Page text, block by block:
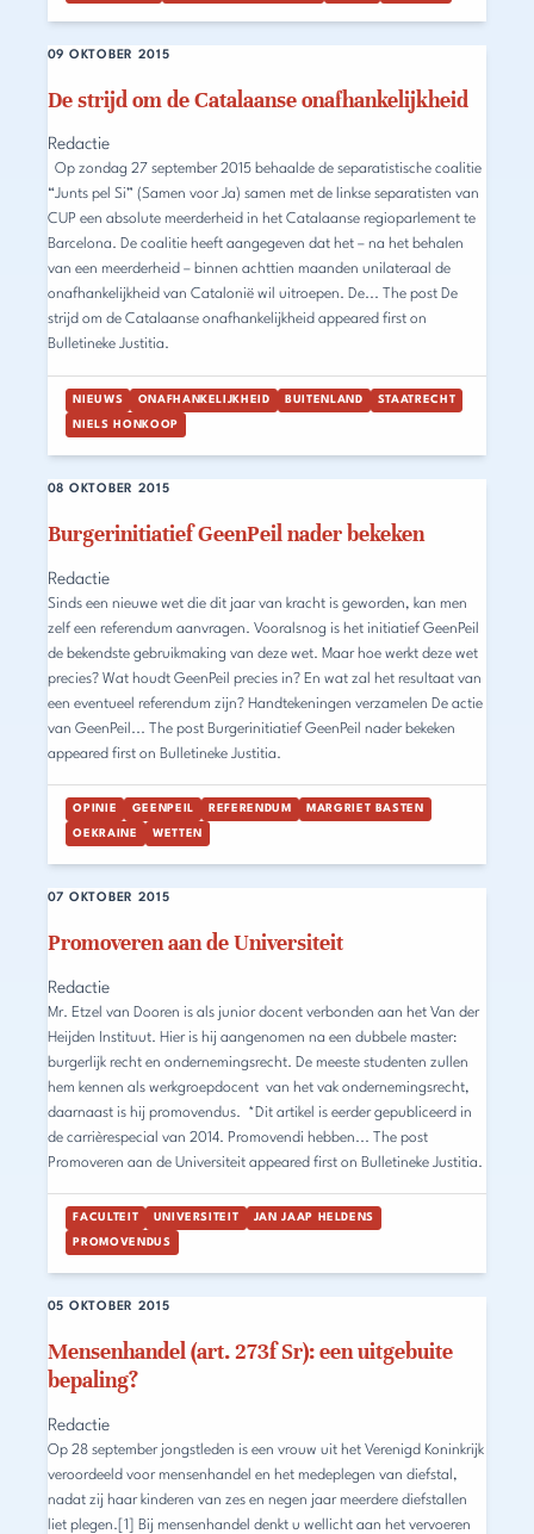
De strijd om de Catalaanse onafhankelijkheid
09 OKTOBER 2015
Redactie
Op zondag 27 september 2015 behaalde de separatistische coalitie
“Junts pel Si” (Samen voor Ja) samen met de linkse separatisten van
CUP een absolute meerderheid in het Catalaanse regioparlement te
Barcelona. De coalitie heeft aangegeven dat het – na het behalen
van een meerderheid – binnen achttien maanden unilateraal de
onafhankelijkheid van Catalonië wil uitroepen. De... The post De
strijd om de Catalaanse onafhankelijkheid appeared first on
Bulletineke Justitia.
NIEUWS ONAFHANKELIJKHEID BUITENLAND STAATRECHT
NIELS HONKOOP
Burgerinitiatief GeenPeil nader bekeken
08 OKTOBER 2015
Redactie
Sinds een nieuwe wet die dit jaar van kracht is geworden, kan men
zelf een referendum aanvragen. Vooralsnog is het initiatief GeenPeil
de bekendste gebruikmaking van deze wet. Maar hoe werkt deze wet
precies? Wat houdt GeenPeil precies in? En wat zal het resultaat van
een eventueel referendum zijn? Handtekeningen verzamelen De actie
van GeenPeil... The post Burgerinitiatief GeenPeil nader bekeken
appeared first on Bulletineke Justitia.
OPINIE GEENPEIL REFERENDUM MARGRIET BASTEN
OEKRAINE WETTEN
Promoveren aan de Universiteit
07 OKTOBER 2015
Redactie
Mr. Etzel van Dooren is als junior docent verbonden aan het Van der
Heijden Instituut. Hier is hij aangenomen na een dubbele master:
burgerlijk recht en ondernemingsrecht. De meeste studenten zullen
hem kennen als werkgroepdocent van het vak ondernemingsrecht,
daarnaast is hij promovendus. *Dit artikel is eerder gepubliceerd in
de carrièrespecial van 2014. Promovendi hebben... The post
Promoveren aan de Universiteit appeared first on Bulletineke Justitia.
FACULTEIT UNIVERSITEIT JAN JAAP HELDENS
PROMOVENDUS
Mensenhandel (art. 273f Sr): een uitgebuite
bepaling?
05 OKTOBER 2015
Redactie
Op 28 september jongstleden is een vrouw uit het Verenigd Koninkrijk
veroordeeld voor mensenhandel en het medeplegen van diefstal,
nadat zij haar kinderen van zes en negen jaar meerdere diefstallen
liet plegen.[1] Bij mensenhandel denkt u wellicht aan het vervoeren